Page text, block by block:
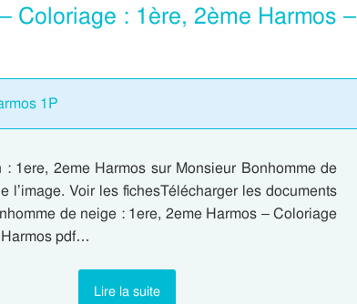
Coloriage : 1ère, 2ème Harmos –
1P
: 1ere, 2eme Harmos sur Monsieur Bonhomme de
l’image. Voir les fichesTélécharger les documents
de neige : 1ere, 2eme Harmos – Coloriage
pdf…
Lire la suite